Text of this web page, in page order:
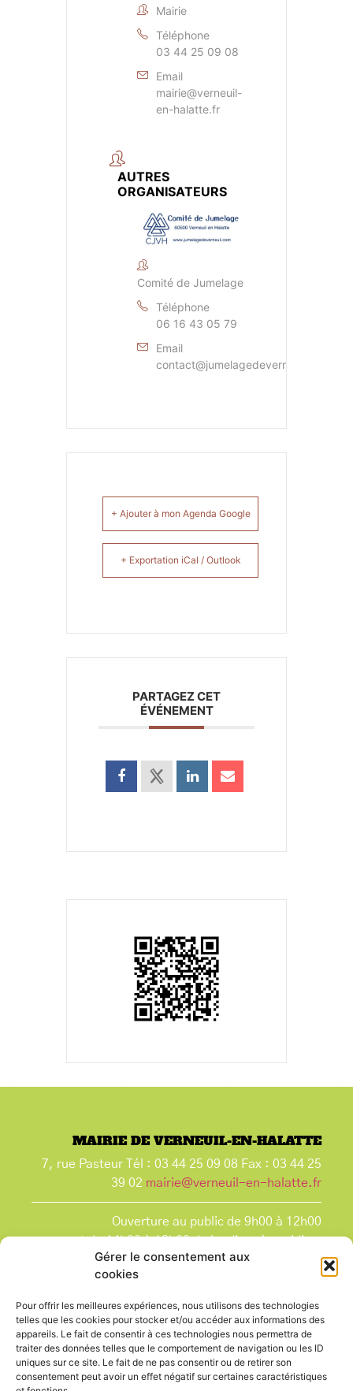
Gérer le consentement aux
cookies
Pour offrir les meilleures expériences, nous utilisons des technologies
telles que les cookies pour stocker et/ou accéder aux informations des
appareils. Le fait de consentir à ces technologies nous permettra de
traiter des données telles que le comportement de navigation ou les ID
uniques sur ce site. Le fait de ne pas consentir ou de retirer son
consentement peut avoir un effet négatif sur certaines caractéristiques
Mairie
Téléphone
03 44 25 09 08
Email
mairie@verneuil-
en-halatte.fr
AUTRES
ORGANISATEURS
Comité de Jumelage
Téléphone
06 16 43 05 79
Email
contact@jumelagedeverneuil.com
+ Ajouter à mon Agenda Google
+ Exportation iCal / Outlook
PARTAGEZ CET
ÉVÉNEMENT
MAIRIE DE VERNEUIL-EN-HALATTE
7, rue Pasteur Tél : 03 44 25 09 08 Fax : 03 44 25
39 02 mairie@verneuil-en-halatte.fr
Ouverture au public de 9h00 à 12h00
et de 14h00 à 18h00 du lundi après-midi au
vendredi,
et le samedi de 9h00 à 12h00.
que les jours fériés.